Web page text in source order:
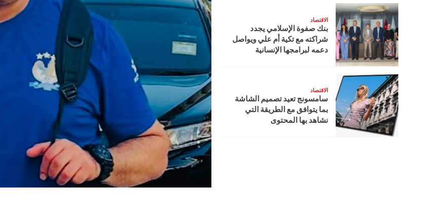
الاقتصاد
بنك صفوة الإسلامي يجدد
شراكته مع تكية أم علي ويواصل
دعمه لبرامجها الإنسانية
الاقتصاد
سامسونج تعيد تصميم الشاشة
بما يتوافق مع الطريقة التي
نشاهد بها المحتوى